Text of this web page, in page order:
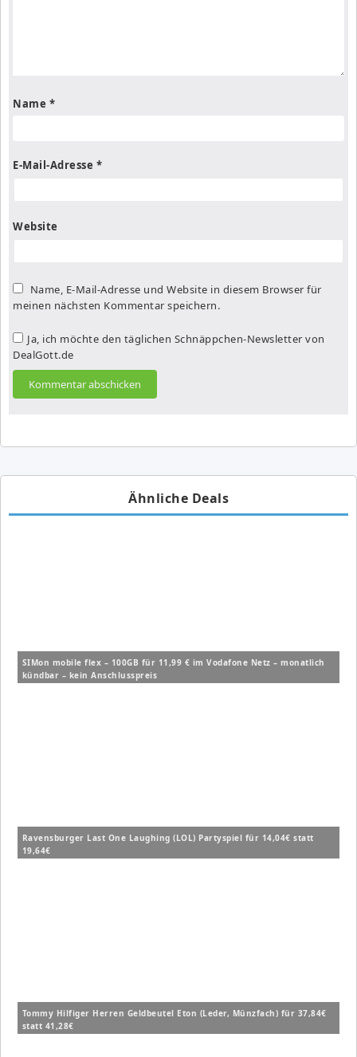
Name *
E-Mail-Adresse *
Website
Name, E-Mail-Adresse und Website in diesem Browser für
meinen nächsten Kommentar speichern.
Ja, ich möchte den täglichen Schnäppchen-Newsletter von
DealGott.de
Ähnliche Deals
SIMon mobile flex – 100GB für 11,99 € im Vodafone Netz – monatlich
kündbar – kein Anschlusspreis
Ravensburger Last One Laughing (LOL) Partyspiel für 14,04€ statt
19,64€
Tommy Hilfiger Herren Geldbeutel Eton (Leder, Münzfach) für 37,84€
statt 41,28€